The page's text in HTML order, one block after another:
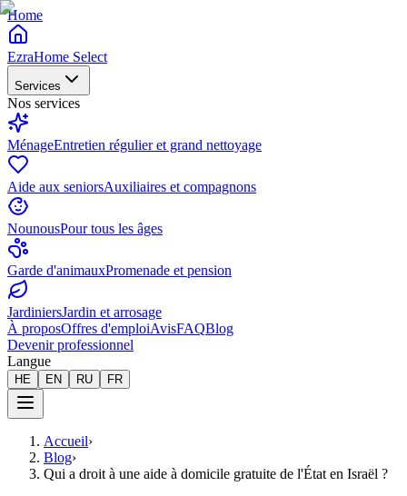
Home
EzraHome Select
Services
Nos services
MénageEntretien régulier et grand nettoyage
Aide aux seniorsAuxiliaires et compagnons
NounousPour tous les âges
Garde d'animauxPromenade et pension
JardiniersJardin et arrosage
À proposOffres d'emploiAvisFAQBlog
Devenir professionnel
Langue
HE EN RU FR
Accueil›
Blog›
Qui a droit à une aide à domicile gratuite de l'État en Israël ?